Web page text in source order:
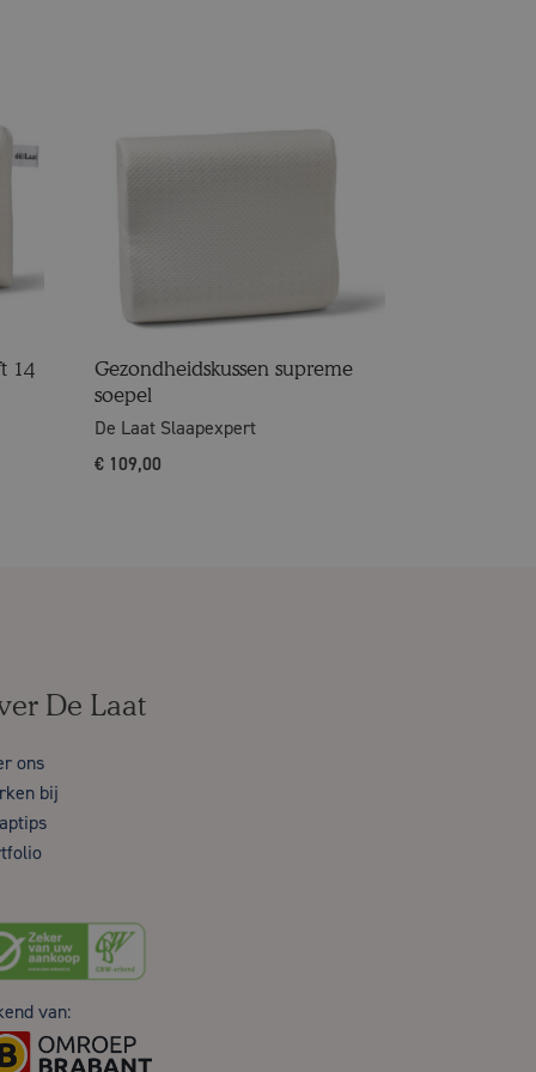
14
Gezondheidskussen supreme
soepel
De Laat Slaapexpert
€ 109,00
De Laat
ons
bij
van: